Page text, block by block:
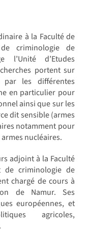
à la Faculté de
criminologie de
d’Etudes
portent sur
par les différentes
en particulier pour
ainsi que sur les
dit sensible (armes
notamment pour
nucléaires.
adjoint à la Faculté
criminologie de
chargé de cours à
de Namur. Ses
européennes, et
agricoles,